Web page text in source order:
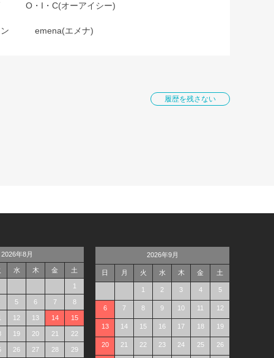
O・I・C(オーアイシー)
emena(エメナ)
履歴を残さない
2026年8月
水 木 金 土
1
5 6 7 8
12 13 14 15
19 20 21 22
26 27 28 29
2026年9月
日 月 火 水 木 金 土
1 2 3 4 5
6 7 8 9 10 11 12
13 14 15 16 17 18 19
20 21 22 23 24 25 26